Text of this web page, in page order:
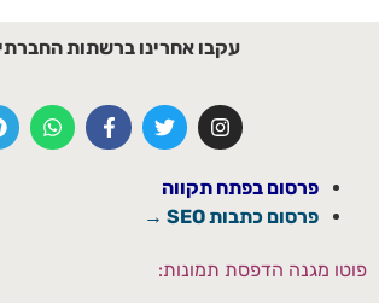
עקבו אחרינו ברשתות
פרסום בפתח תקווה
פרסום כתבות SEO →
פוטו מגנה הדפסת תמונות: